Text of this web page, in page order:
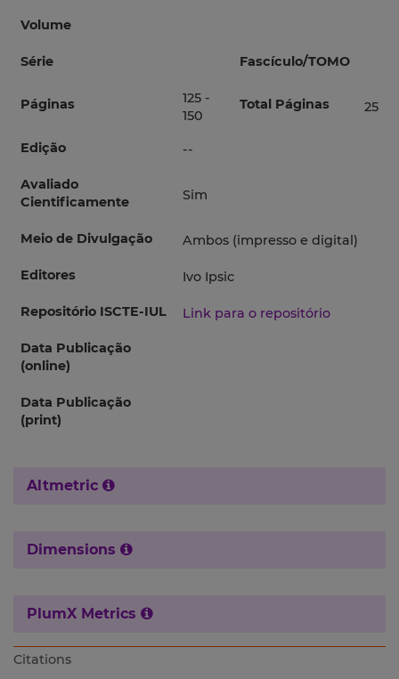
Volume
Série Fascículo/TOMO
Páginas
125 -
150
Total Páginas 25
Edição --
Avaliado
Cientificamente
Sim
Meio de Divulgação Ambos (impresso e digital)
Editores Ivo Ipsic
Repositório ISCTE-IUL Link para o repositório
Data Publicação
(online)
Data Publicação
(print)
Altmetric
Dimensions
PlumX Metrics
Citations